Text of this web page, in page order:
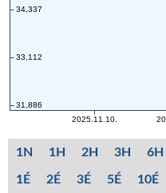
1N 1H 2H 3H 6H
1É 2É 3É 5É 10É